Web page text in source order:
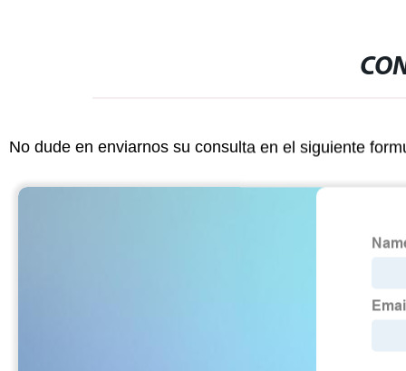
No dude en enviarnos su consulta en el siguiente